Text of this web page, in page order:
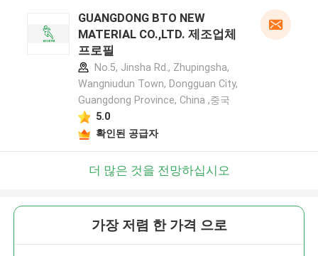
GUANGDONG BTO NEW
MATERIAL CO.,LTD. 제조업체
프로필
No.5, Jinsha Rd., Zhupingsha,
Wangniudun Town, Dongguan City,
Guangdong Province, China ,중국
5.0
확인된 공급자
더 많은 것을 전망하십시오
가장 저렴 한 가격 으로